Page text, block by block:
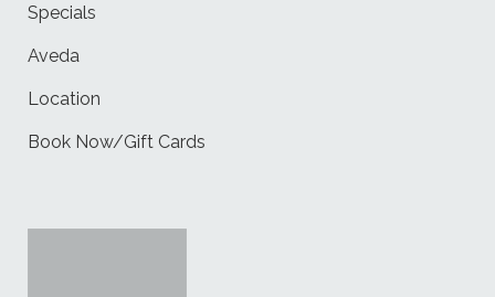
Specials
Aveda
Location
Book Now/Gift Cards